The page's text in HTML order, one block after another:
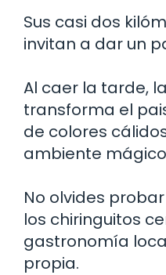
Sus casi dos
invitan a dar un
Al caer la tarde,
transforma el
de colores
ambiente
No olvides
los chiringuitos
gastronomía
propia.